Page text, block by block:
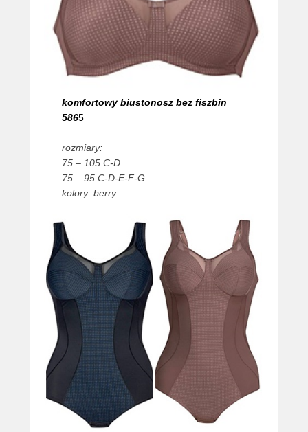
komfortowy biustonosz bez fiszbin
5865
rozmiary:
75 – 105 C-D
75 – 95 C-D-E-F-G
kolory: berry